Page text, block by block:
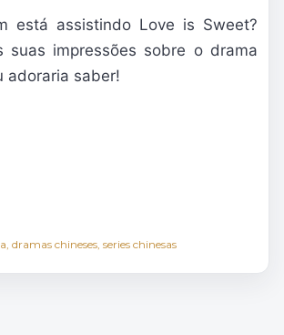
está assistindo Love is Sweet?
suas impressões sobre o drama
adoraria saber!
dramas chineses series chinesas